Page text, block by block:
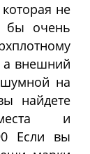
не
бы очень
а внешний
на
найдете
и
Если вы